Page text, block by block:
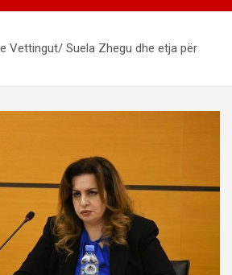
Vettingut/ Suela Zhegu dhe etja për